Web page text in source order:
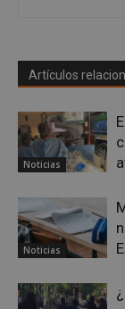
Artículos
Noticias
Noticias
__cf_bm